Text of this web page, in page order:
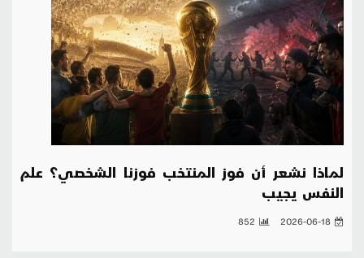
لماذا نشعر أن فوز المنتخب فوزنا الشخصي؟ علم
النفس يجيب
2026-06-18
852